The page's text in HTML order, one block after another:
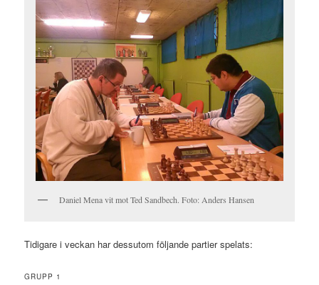
Daniel Mena vit mot Ted Sandbech. Foto: Anders Hansen
Tidigare i veckan har dessutom följande partier spelats:
GRUPP 1